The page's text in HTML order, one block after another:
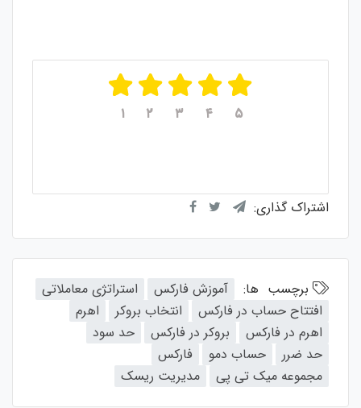
۱ ۲ ۳ ۴ ۵
اشتراک گذاری:
برچسب ها: آموزش فارکس
استراتژی معاملاتی
افتتاح حساب در فارکس
انتخاب بروکر
اهرم
اهرم در فارکس
بروکر در فارکس
حد سود
حد ضرر
حساب دمو
فارکس
مجموعه میک تی پی
مدیریت ریسک